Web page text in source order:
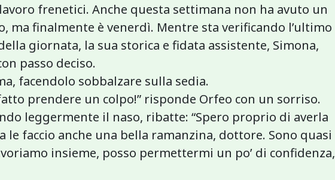
frenetici. Anche questa settimana non ha avuto un
ma finalmente è venerdì. Mentre sta verificando l’ultimo
giornata, la sua storica e fidata assistente, Simona,
passo deciso.
facendolo sobbalzare sulla sedia.
prendere un colpo!” risponde Orfeo con un sorriso.
leggermente il naso, ribatte: “Spero proprio di averla
le faccio anche una bella ramanzina, dottore. Sono quasi
insieme, posso permettermi un po’ di confidenza,